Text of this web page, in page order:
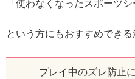
「使わなくなったスポーツ
という方にもおすすめできる
プレイ中のズレ防止